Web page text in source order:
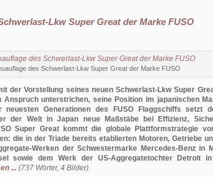
Lkw Super Great der Marke FUSO
des Schwerlast-Lkw Super Great der Marke FUSO
der Vorstellung seines neuen Schwerlast-Lkw Super
Anspruch unterstrichen, seine Position im japanischen
neuesten Generationen des FUSO Flaggschiffs setzt
der Welt in Japan neue Maßstäbe bei Effizienz,
Super Great kommt die globale Plattformstrategie
die in der Triade bereits etablierten Motoren, Getriebe
Werken der Schwestermarke Mercedes-Benz in
sowie dem Werk der US-Aggregatetochter Detroit
... (737 Wörter, 4 Bilder)